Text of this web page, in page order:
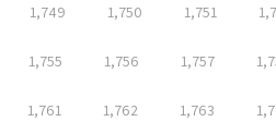
1,749 1,750 1,751
1,755 1,756 1,757
1,761 1,762 1,763